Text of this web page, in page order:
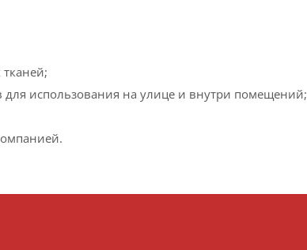
использования на улице и внутри помещений;